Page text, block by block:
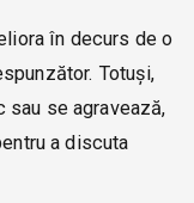
în decurs de o
Totuși,
se agravează,
a discuta